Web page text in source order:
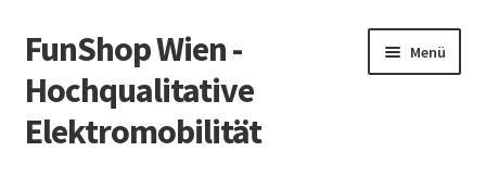
Zur
Navigation
springen
Zum
Inhalt
springen
FunShop Wien -
Hochqualitative
Elektromobilität
Menü